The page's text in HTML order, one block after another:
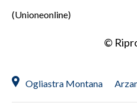
(Unioneonline)
©
Ogliastra Montana